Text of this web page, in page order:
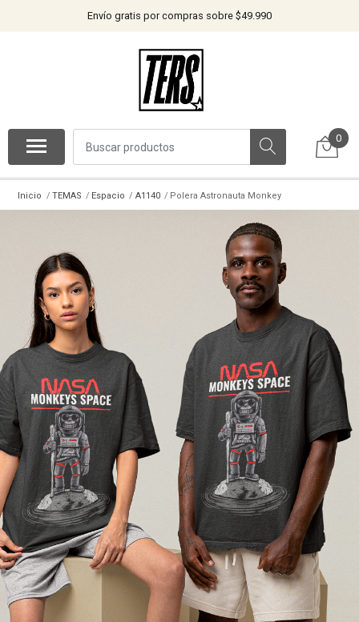
Envío gratis por compras sobre $49.990
0
Inicio TEMAS Espacio A1140 Polera Astronauta Monkey